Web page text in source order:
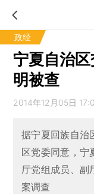
政经
宁夏自治
明被查
2014年12月05日
据宁夏回族自治
区党委同意，宁
厅党组成员、副
案调查